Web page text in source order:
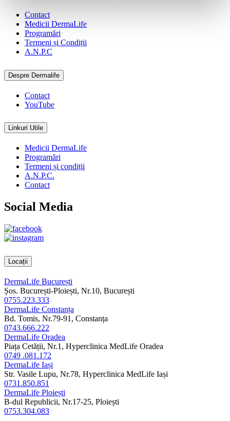
Contact
Medicii DermaLife
Programări
Termeni și Condiții
A.N.P.C
Despre Dermalife
Contact
YouTube
Linkuri Utile
Medicii DermaLife
Programări
Termeni și condiții
A.N.P.C.
Contact
Social Media
Locații
DermaLife București
Șos. București-Ploiești, Nr.10, București
0755.223.333
DermaLife Constanța
Bd. Tomis, Nr.79-91, Constanța
0743.666.222
DermaLife Oradea
Piața Cetății, Nr.1, Hyperclinica MedLife Oradea
0749 .081.172
DermaLife Iași
Str. Vasile Lupu, Nr.78, Hyperclinica MedLife Iași
0731.850.851
DermaLife Ploiești
B-dul Republicii, Nr.17-25, Ploiești
0753.304.083